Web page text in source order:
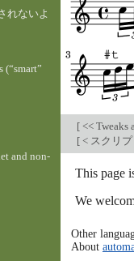
[ << Tweaks
[ < スクリ
This page
We
Other
About
れないよ
and non-